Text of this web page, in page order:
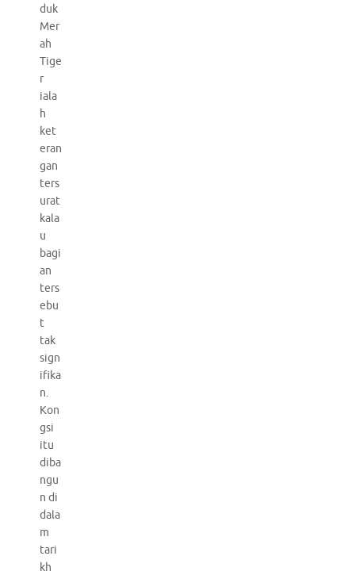
duk
Mer
ah
Tige
r
iala
h
ket
eran
gan
ters
urat
kala
u
bagi
an
ters
ebu
t
tak
sign
ifika
n.
Kon
gsi
itu
diba
ngu
n di
dala
m
tari
kh